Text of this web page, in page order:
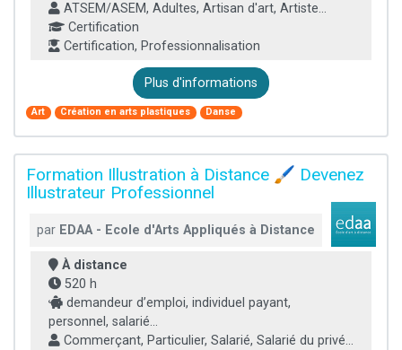
ATSEM/ASEM, Adultes, Artisan d'art, Artiste...
Certification
Certification, Professionnalisation
Plus d'informations
Art Création en arts plastiques Danse
Formation Illustration à Distance 🖌️ Devenez
Illustrateur Professionnel
par EDAA - Ecole d'Arts Appliqués à Distance
À distance
520 h
demandeur d’emploi, individuel payant,
personnel, salarié...
Commerçant, Particulier, Salarié, Salarié du privé...